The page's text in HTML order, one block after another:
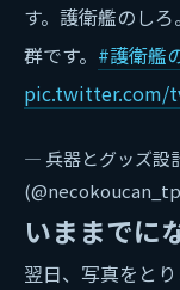
す。護衛艦のし
群です。 #護衛艦
pic.twitter.com/
— 兵器とグッズ設
いままでに
翌日、写真をと